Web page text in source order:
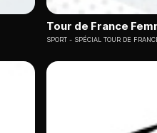
Tour de France
SPORT SPÉCIAL TOUR DE